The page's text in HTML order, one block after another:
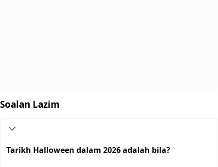
Soalan Lazim
Tarikh Halloween dalam 2026 adalah bila?